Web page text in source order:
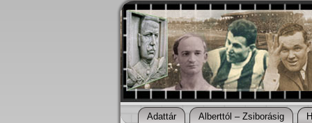
Adattár Alberttól – Zsiborásig